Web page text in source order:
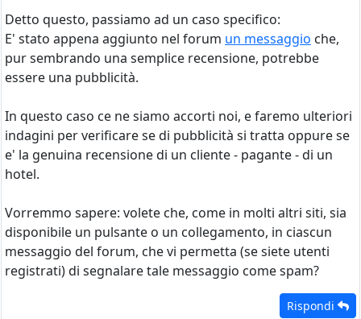
Detto questo, passiamo ad un caso specifico:
E' stato appena aggiunto nel forum un messaggio che,
pur sembrando una semplice recensione, potrebbe
essere una pubblicità.
In questo caso ce ne siamo accorti noi, e faremo ulteriori
indagini per verificare se di pubblicità si tratta oppure se
e' la genuina recensione di un cliente - pagante - di un
hotel.
Vorremmo sapere: volete che, come in molti altri siti, sia
disponibile un pulsante o un collegamento, in ciascun
messaggio del forum, che vi permetta (se siete utenti
registrati) di segnalare tale messaggio come spam?
Rispondi